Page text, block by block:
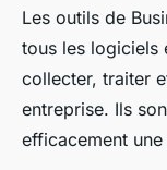
Les outils de
tous les logiciels
collecter, traiter
entreprise. Ils
efficacement